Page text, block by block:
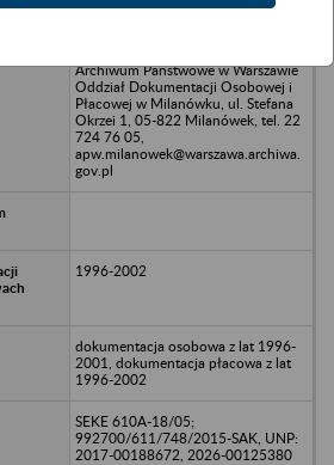
CORMAY Panaceum Sp. z o.o., 42-
Archiwum Państwowe w Warszawie
Oddział Dokumentacji Osobowej i
Płacowej w Milanówku, ul. Stefana
Okrzei 1, 05-822 Milanówek, tel. 22
724 76 05,
apw.milanowek@warszawa.archiwa.
gov.pl
1996-2002
dokumentacja osobowa z lat 1996-
2001, dokumentacja płacowa z lat
1996-2002
SEKE 610A-18/05;
992700/611/748/2015-SAK, UNP:
2017-00188672, 2026-00125380